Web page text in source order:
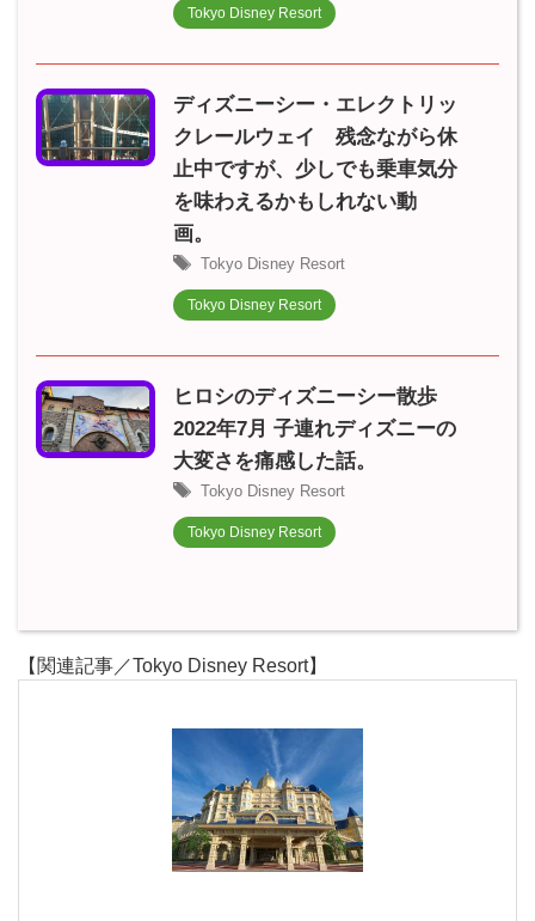
Tokyo Disney Resort
ディズニーシー・エレクトリッ
クレールウェイ 残念ながら休
止中ですが、少しでも乗車気分
を味わえるかもしれない動
画。
Tokyo Disney Resort
Tokyo Disney Resort
ヒロシのディズニーシー散歩
2022年7月 子連れディズニーの
大変さを痛感した話。
Tokyo Disney Resort
Tokyo Disney Resort
【関連記事／Tokyo Disney Resort】